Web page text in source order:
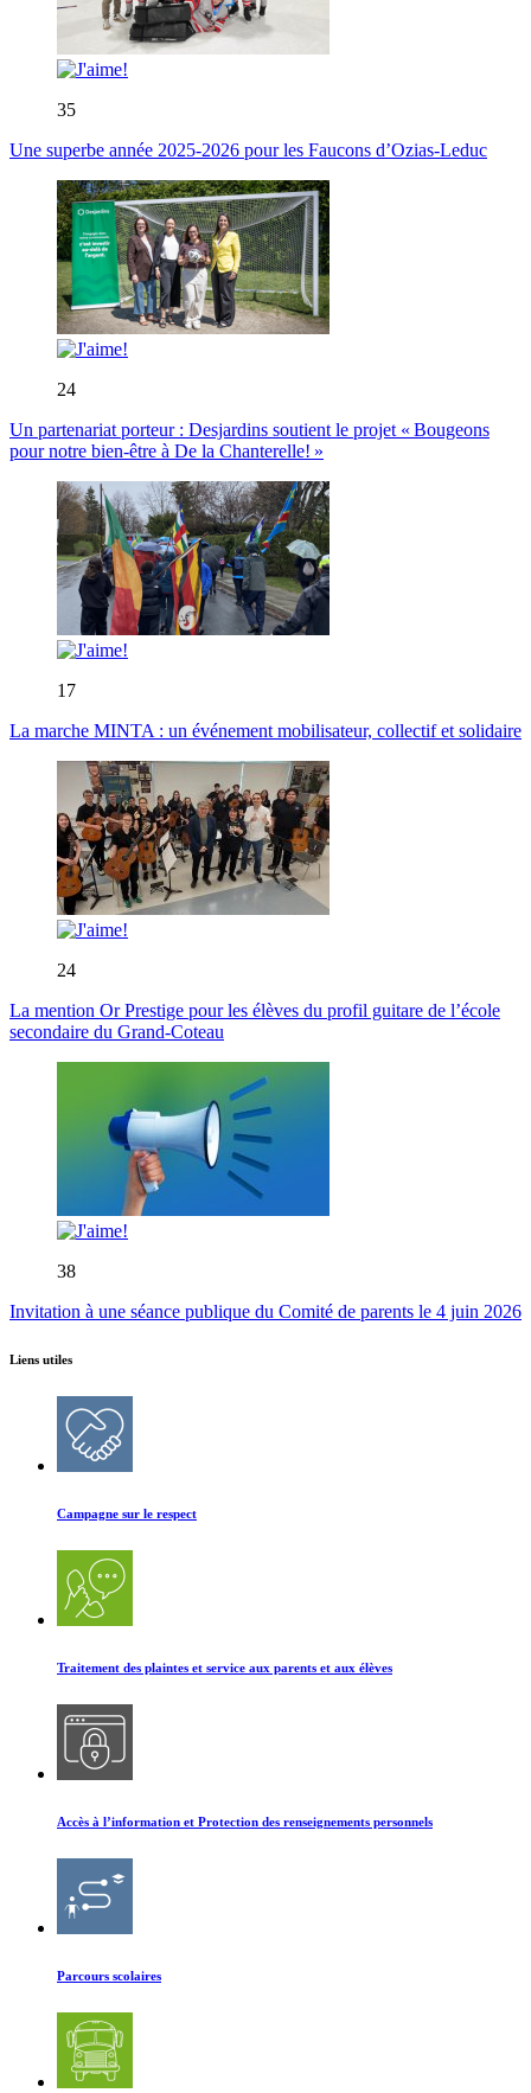
35
Une superbe année 2025-2026 pour les Faucons d’Ozias-Leduc
24
Un partenariat porteur : Desjardins soutient le projet « Bougeons
pour notre bien-être à De la Chanterelle! »
17
La marche MINTA : un événement mobilisateur, collectif et solidaire
24
La mention Or Prestige pour les élèves du profil guitare de l’école
secondaire du Grand-Coteau
38
Invitation à une séance publique du Comité de parents le 4 juin 2026
Liens utiles
Campagne sur le respect
Traitement des plaintes et service aux parents et aux élèves
Accès à l’information et Protection des renseignements personnels
Parcours scolaires